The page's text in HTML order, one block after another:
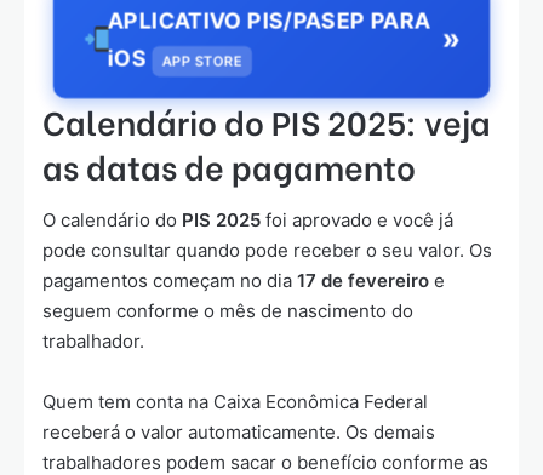
APLICATIVO PIS/PASEP PARA
iOS APP STORE
»
Calendário do PIS 2025: veja
as datas de pagamento
O calendário do PIS 2025 foi aprovado e você já
pode consultar quando pode receber o seu valor. Os
pagamentos começam no dia 17 de fevereiro e
seguem conforme o mês de nascimento do
trabalhador.
Quem tem conta na Caixa Econômica Federal
receberá o valor automaticamente. Os demais
trabalhadores podem sacar o benefício conforme as